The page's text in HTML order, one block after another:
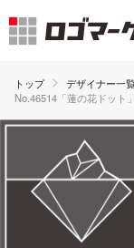
トップ デザイナー一
No.46514「蓮の花ドット」